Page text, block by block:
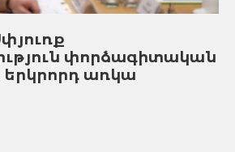
փորձագիտական
առկա